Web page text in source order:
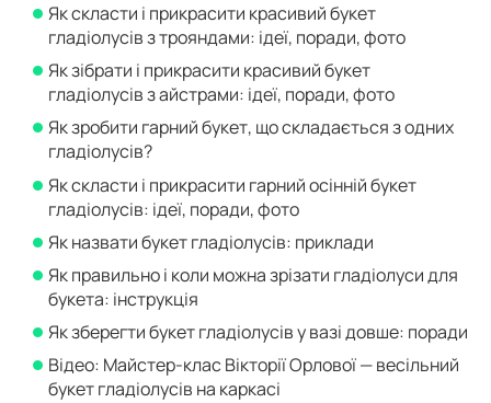
Як скласти і прикрасити красивий букет
гладіолусів з трояндами: ідеї, поради, фото
Як зібрати і прикрасити красивий букет
гладіолусів з айстрами: ідеї, поради, фото
Як зробити гарний букет, що складається з одних
гладіолусів?
Як скласти і прикрасити гарний осінній букет
гладіолусів: ідеї, поради, фото
Як назвати букет гладіолусів: приклади
Як правильно і коли можна зрізати гладіолуси для
букета: інструкція
Як зберегти букет гладіолусів у вазі довше: поради
Відео: Майстер-клас Вікторії Орлової — весільний
букет гладіолусів на каркасі